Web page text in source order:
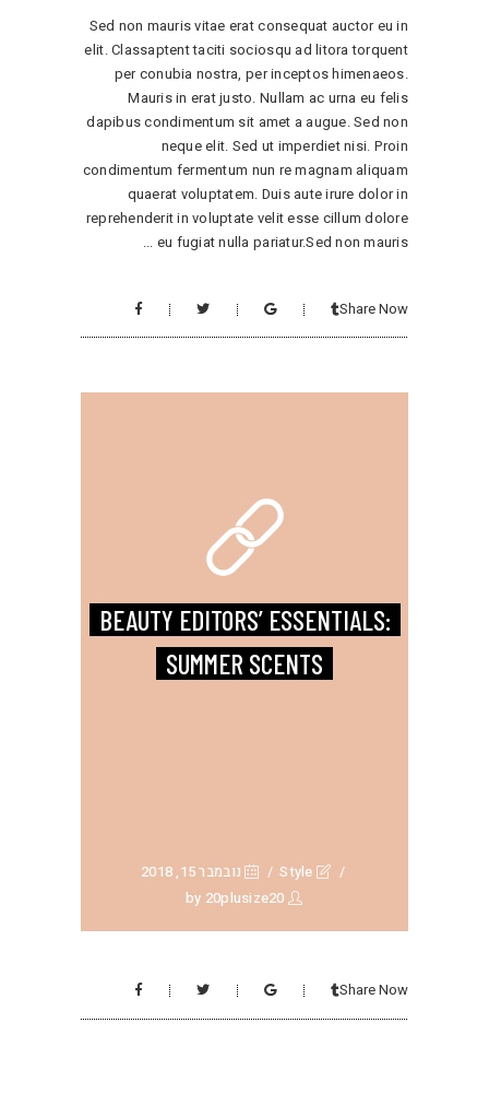
Sed non mauris vitae erat consequat auctor eu in
elit. Classaptent taciti sociosqu ad litora torquent
per conubia nostra, per inceptos himenaeos.
Mauris in erat justo. Nullam ac urna eu felis
dapibus condimentum sit amet a augue. Sed non
neque elit. Sed ut imperdiet nisi. Proin
condimentum fermentum nun re magnam aliquam
quaerat voluptatem. Duis aute irure dolor in
reprehenderit in voluptate velit esse cillum dolore
eu fugiat nulla pariatur.Sed non mauris
Share Now
BEAUTY EDITORS’ ESSENTIALS:
SUMMER SCENTS
Style
נובמבר 15, 2018
20plusize20
Share Now